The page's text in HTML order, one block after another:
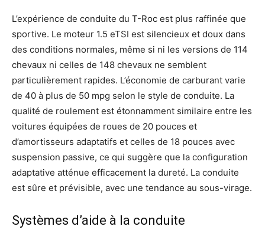
L’expérience de conduite du T-Roc est plus raffinée que
sportive. Le moteur 1.5 eTSI est silencieux et doux dans
des conditions normales, même si ni les versions de 114
chevaux ni celles de 148 chevaux ne semblent
particulièrement rapides. L’économie de carburant varie
de 40 à plus de 50 mpg selon le style de conduite. La
qualité de roulement est étonnamment similaire entre les
voitures équipées de roues de 20 pouces et
d’amortisseurs adaptatifs et celles de 18 pouces avec
suspension passive, ce qui suggère que la configuration
adaptative atténue efficacement la dureté. La conduite
est sûre et prévisible, avec une tendance au sous-virage.
Systèmes d’aide à la conduite